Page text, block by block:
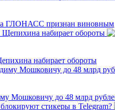
ГЛОНАСС признан виновным
набирает обороты
Мошковичу до 48 млрд